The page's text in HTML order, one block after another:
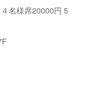
名様席20000円 5